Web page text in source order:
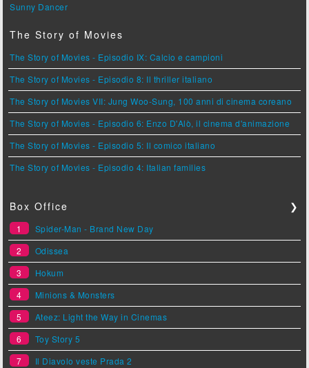
Sunny Dancer
The Story of Movies
The Story of Movies - Episodio IX: Calcio e campioni
The Story of Movies - Episodio 8: Il thriller italiano
The Story of Movies VII: Jung Woo-Sung, 100 anni di cinema coreano
The Story of Movies - Episodio 6: Enzo D'Alò, il cinema d'animazione
The Story of Movies - Episodio 5: Il comico italiano
The Story of Movies - Episodio 4: Italian families
Box Office ❯
1
Spider-Man - Brand New Day
2
Odissea
3
Hokum
4
Minions & Monsters
5
Ateez: Light the Way in Cinemas
6
Toy Story 5
7
Il Diavolo veste Prada 2